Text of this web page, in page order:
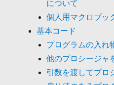
について
個人用マクロブッ
基本コード
プログラムの入れ
他のプロシージャ
引数を渡してプロ